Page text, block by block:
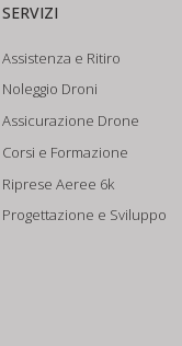
SERVIZI
Assistenza e Ritiro
Noleggio Droni
Assicurazione Drone
Corsi e Formazione
Riprese Aeree 6k
Progettazione e Sviluppo